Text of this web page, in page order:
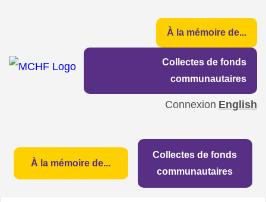
À la mémoire de...
Collectes de fonds
communautaires
Connexion English
À la mémoire de...
Collectes de fonds
communautaires